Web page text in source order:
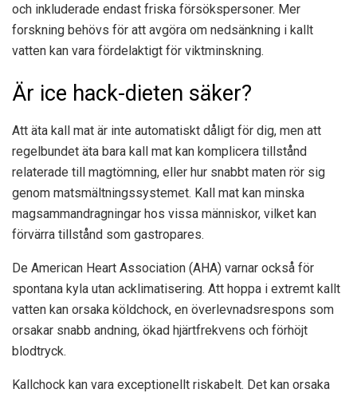
och inkluderade endast friska försökspersoner. Mer
forskning behövs för att avgöra om nedsänkning i kallt
vatten kan vara fördelaktigt för viktminskning.
Är ice hack-dieten säker?
Att äta kall mat är inte automatiskt dåligt för dig, men att
regelbundet äta bara kall mat kan komplicera tillstånd
relaterade till magtömning, eller hur snabbt maten rör sig
genom matsmältningssystemet. Kall mat kan minska
magsammandragningar hos vissa människor, vilket kan
förvärra tillstånd som gastropares.
De American Heart Association (AHA) varnar också för
spontana kyla utan acklimatisering. Att hoppa i extremt kallt
vatten kan orsaka köldchock, en överlevnadsrespons som
orsakar snabb andning, ökad hjärtfrekvens och förhöjt
blodtryck.
Kallchock kan vara exceptionellt riskabelt. Det kan orsaka